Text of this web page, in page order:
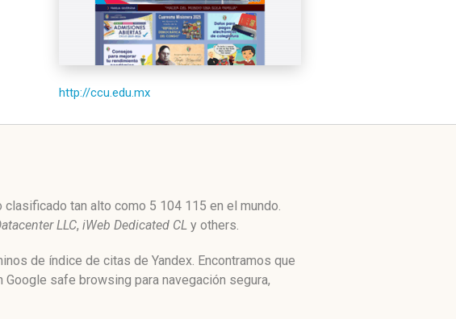
http://ccu.edu.mx
tan alto como 5 104 115 en el mundo.
LLC, iWeb Dedicated CL y others.
de índice de citas de Yandex. Encontramos que
Google safe browsing para navegación segura,